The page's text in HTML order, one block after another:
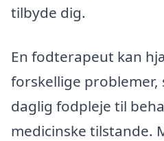
tilbyde dig.
En fodterapeut kan
forskellige
daglig fodpleje til
medicinske tilstande.